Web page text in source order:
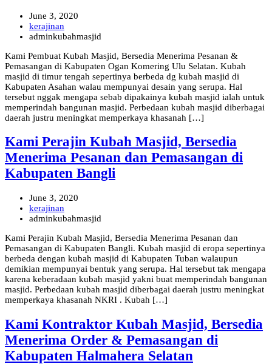
June 3, 2020
kerajinan
adminkubahmasjid
Kami Pembuat Kubah Masjid, Bersedia Menerima Pesanan &
Pemasangan di Kabupaten Ogan Komering Ulu Selatan. Kubah
masjid di timur tengah sepertinya berbeda dg kubah masjid di
Kabupaten Asahan walau mempunyai desain yang serupa. Hal
tersebut nggak mengapa sebab dipakainya kubah masjid ialah untuk
memperindah bangunan masjid. Perbedaan kubah masjid diberbagai
daerah justru meningkat memperkaya khasanah […]
Kami Perajin Kubah Masjid, Bersedia
Menerima Pesanan dan Pemasangan di
Kabupaten Bangli
June 3, 2020
kerajinan
adminkubahmasjid
Kami Perajin Kubah Masjid, Bersedia Menerima Pesanan dan
Pemasangan di Kabupaten Bangli. Kubah masjid di eropa sepertinya
berbeda dengan kubah masjid di Kabupaten Tuban walaupun
demikian mempunyai bentuk yang serupa. Hal tersebut tak mengapa
karena keberadaan kubah masjid yakni buat memperindah bangunan
masjid. Perbedaan kubah masjid diberbagai daerah justru meningkat
memperkaya khasanah NKRI . Kubah […]
Kami Kontraktor Kubah Masjid, Bersedia
Menerima Order & Pemasangan di
Kabupaten Halmahera Selatan